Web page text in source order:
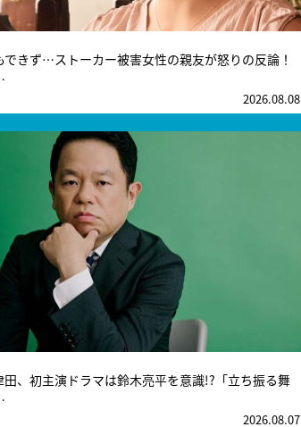
できず…ストーカー被害女性の親友が怒りの反論！
2026.08.08
田、初主演ドラマは鈴木亮平を意識!?「立ち振る舞
2026.08.07